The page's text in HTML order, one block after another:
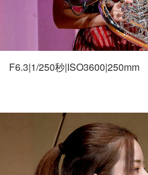
F6.3|1/250秒|ISO3600|250mm